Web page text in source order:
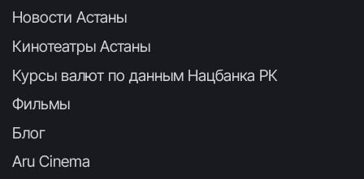
Новости Астаны
Кинотеатры Астаны
Курсы валют по данным Нацбанка РК
Фильмы
Блог
Aru Cinema